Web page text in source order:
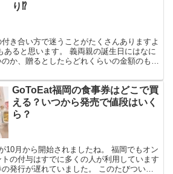
り⁉
き合い方で迷うことがたくさんありますよ
あると思います。 義両親の誕生日にはなに
か、贈るとしたらどれくらいの金額のもの
GoToEat福岡の食事券はどこで買
える？いつから発売で値段はいく
ら？
10月から開始されましたね。 福岡でもオン
の付与はすでに多くの人が利用しています
発行が遅れていました。 このたびついに